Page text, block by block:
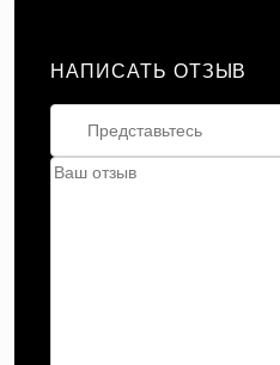
НАПИСАТЬ ОТЗЫВ